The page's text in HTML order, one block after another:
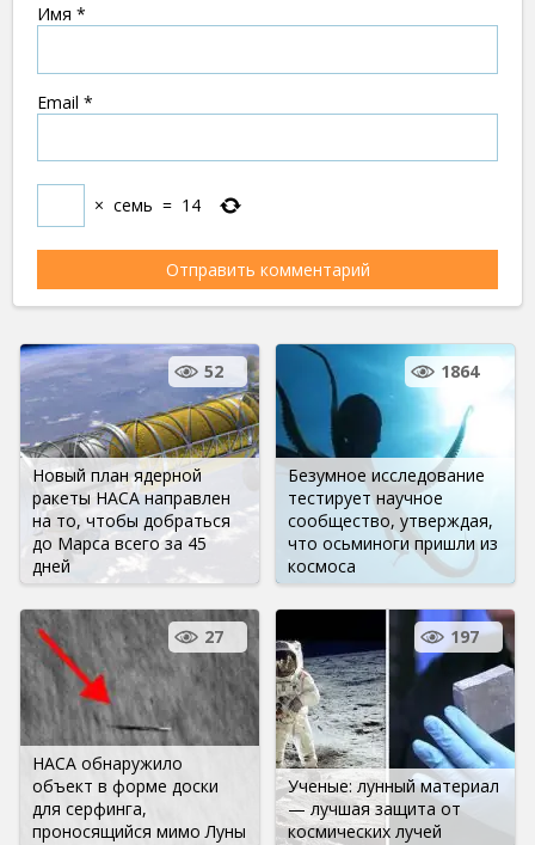
Имя *
Email *
× семь = 14
Новый план ядерной
ракеты НАСА направлен
на то, чтобы добраться
до Марса всего за 45
дней
52
Безумное исследование
тестирует научное
сообщество, утверждая,
что осьминоги пришли из
космоса
1864
НАСА обнаружило
объект в форме доски
для серфинга,
проносящийся мимо Луны
27
Ученые: лунный материал
— лучшая защита от
космических лучей
197